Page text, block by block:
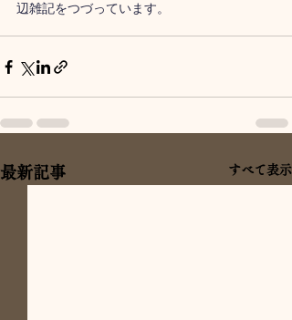
辺雑記をつづっています。
最新記事 すべて表示